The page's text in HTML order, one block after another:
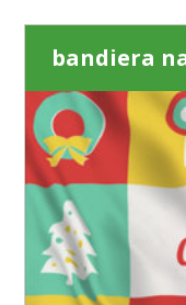
bandiera